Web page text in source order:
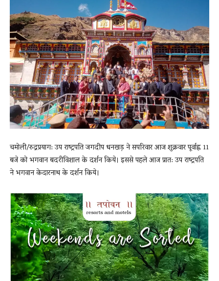
News
LIVE
चमोली/रुद्रप्रयाग: उप राष्ट्रपति जगदीप धनखड़ ने सपरिवार आज शुक्रवार पूर्वाह्न 11
बजे को भगवान बदरीविशाल के दर्शन किये। इससे पहले आज प्रात: उप राष्ट्रपति
ने भगवान केदारनाथ के दर्शन किये।